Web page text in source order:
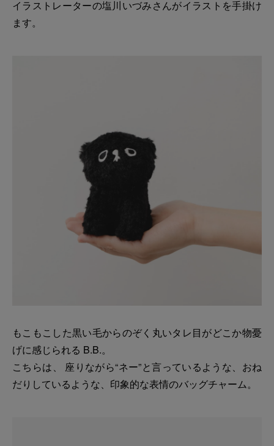
イラストレーターの塩川いづみさんがイラストを手掛け
ます。
もこもこした黒い毛からのぞく丸いタレ目がどこか物憂
げに感じられる B.B.。
こちらは、 座りながら“ネー”と言っているような、おね
だりしているような、印象的な表情のバッグチャーム。